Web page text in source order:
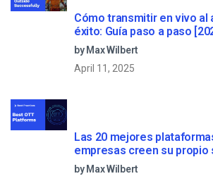
Cómo transmitir en vivo al
éxito:
by Max Wilbert
April 11, 2025
Las 20 mejores
empresas creen su propio
streaming (2026)
by Max Wilbert